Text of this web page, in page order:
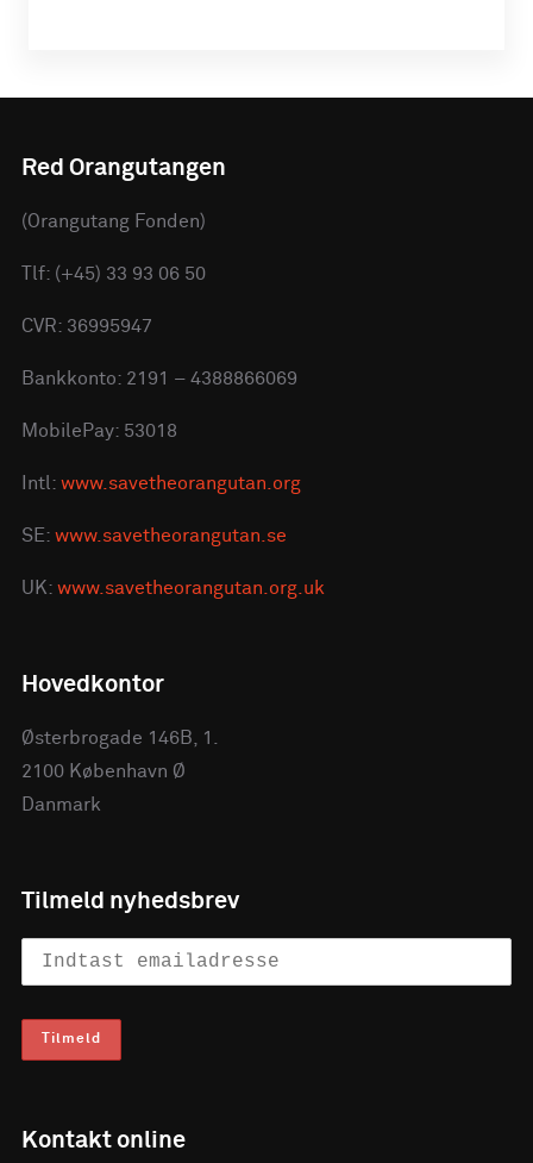
Red Orangutangen
(Orangutang Fonden)
Tlf: (+45) 33 93 06 50
CVR: 36995947
Bankkonto: 2191 – 4388866069
MobilePay: 53018
Intl: www.savetheorangutan.org
SE: www.savetheorangutan.se
UK: www.savetheorangutan.org.uk
Hovedkontor
Østerbrogade 146B, 1.
2100 København Ø
Danmark
Tilmeld nyhedsbrev
Kontakt online